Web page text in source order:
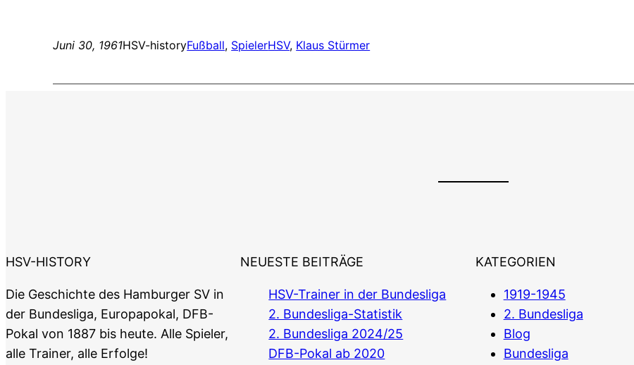
Juni 30, 1961HSV-historyFußball, SpielerHSV, Klaus Stürmer
HSV-HISTORY
Die Geschichte des Hamburger SV in
der Bundesliga, Europapokal, DFB-
Pokal von 1887 bis heute. Alle Spieler,
alle Trainer, alle Erfolge!
NEUESTE BEITRÄGE
HSV-Trainer in der Bundesliga
2. Bundesliga-Statistik
2. Bundesliga 2024/25
DFB-Pokal ab 2020
KATEGORIEN
1919-1945
2. Bundesliga
Blog
Bundesliga